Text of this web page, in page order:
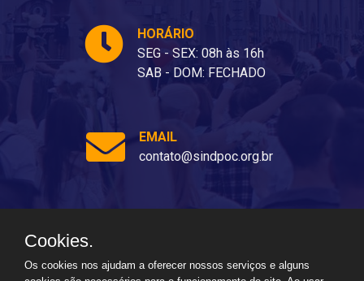
HORÁRIO
SEG - SEX: 08h às 16h
SAB - DOM: FECHADO
EMAIL
contato@sindpoc.org.br
Ladeira dos Barris, 80 - Barris, Salvador - BA, 40070-310
Cookies.
Os cookies nos ajudam a oferecer nossos serviços e alguns